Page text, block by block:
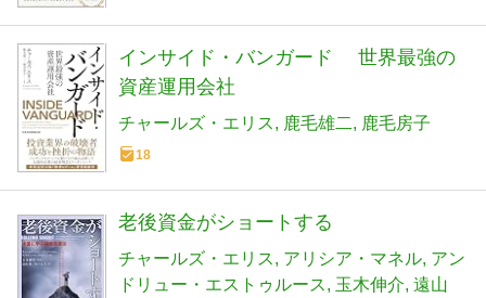
インサイド・バンガード 世界最強の
資産運用会社
チャールズ・エリス 鹿毛雄二 鹿毛房子
18
老後資金がショートする
チャールズ・エリス アリシア・マネル アン
ドリュー・エストゥルース
玉木伸介 遠山